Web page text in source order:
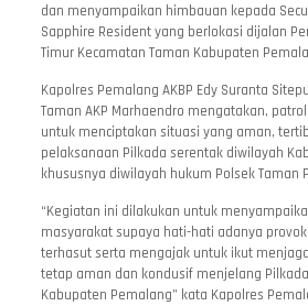
dan menyampaikan himbauan kepada
Sapphire Resident yang berlokasi dijalan
Timur Kecamatan Taman Kabupaten
Kapolres Pemalang AKBP Edy Suranta
Taman AKP Marhaendro mengatakan,
untuk menciptakan situasi yang aman,
pelaksanaan Pilkada serentak diwilayah
khususnya diwilayah hukum Polsek Taman
“Kegiatan ini dilakukan untuk
masyarakat supaya hati-hati adanya
terhasut serta mengajak untuk ikut
tetap aman dan kondusif menjelang
Kabupaten Pemalang” kata Kapolres